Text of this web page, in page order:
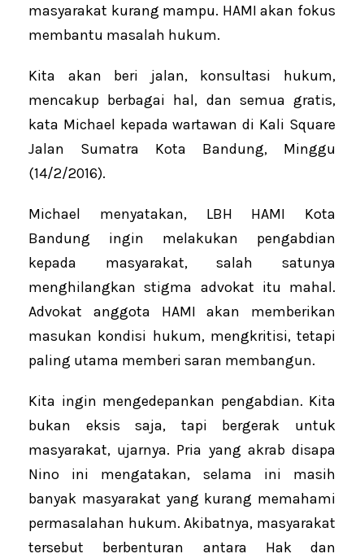
masyarakat kurang mampu. HAMI akan fokus
membantu masalah hukum.
Kita akan beri jalan, konsultasi hukum,
mencakup berbagai hal, dan semua gratis,
kata Michael kepada wartawan di Kali Square
Jalan Sumatra Kota Bandung, Minggu
(14/2/2016).
Michael menyatakan, LBH HAMI Kota
Bandung ingin melakukan pengabdian
kepada masyarakat, salah satunya
menghilangkan stigma advokat itu mahal.
Advokat anggota HAMI akan memberikan
masukan kondisi hukum, mengkritisi, tetapi
paling utama memberi saran membangun.
Kita ingin mengedepankan pengabdian. Kita
bukan eksis saja, tapi bergerak untuk
masyarakat, ujarnya. Pria yang akrab disapa
Nino ini mengatakan, selama ini masih
banyak masyarakat yang kurang memahami
permasalahan hukum. Akibatnya, masyarakat
tersebut berbenturan antara Hak dan